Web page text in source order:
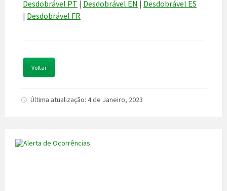
Desdobrável PT | Desdobrável EN | Desdobrável ES
| Desdobrável FR
Voltar
Última atualização: 4 de Janeiro, 2023